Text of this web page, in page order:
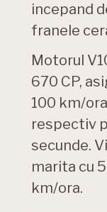
incepand
franele
Motorul
670 CP,
100 km/
respectiv
secunde.
marita cu
km/ora.